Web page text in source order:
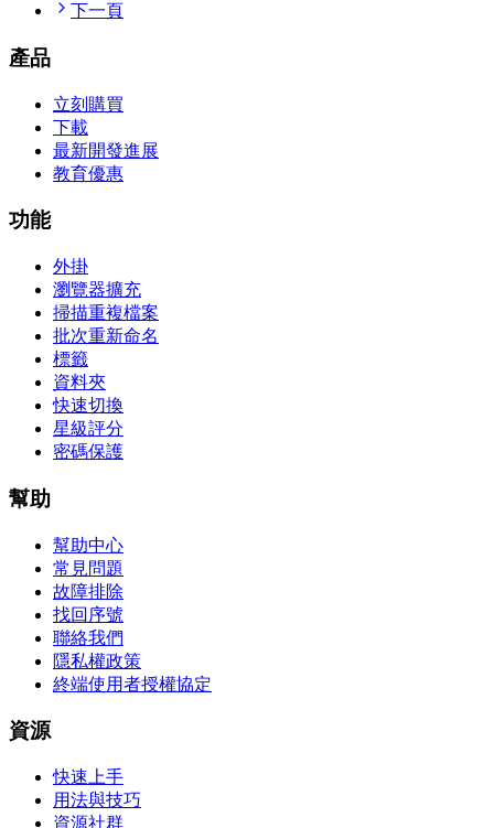
下一頁
產品
立刻購買
下載
最新開發進展
教育優惠
功能
外掛
瀏覽器擴充
掃描重複檔案
批次重新命名
標籤
資料夾
快速切換
星級評分
密碼保護
幫助
幫助中心
常見問題
故障排除
找回序號
聯絡我們
隱私權政策
終端使用者授權協定
資源
快速上手
用法與技巧
資源社群